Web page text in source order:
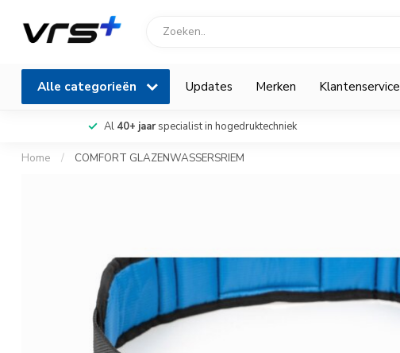
Alle categorieën Updates Merken Klantenservice
Al 40+ jaarspecialist in hogedruktechniek
Home / COMFORT GLAZENWASSERSRIEM